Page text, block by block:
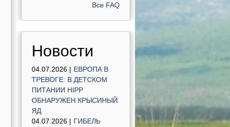
Все FAQ
Новости
04.07.2026 | ЕВРОПА В
ТРЕВОГЕ: В ДЕТСКОМ
ПИТАНИИ HIPP
ОБНАРУЖЕН КРЫСИНЫЙ
ЯД
04.07.2026 | ГИБЕЛЬ